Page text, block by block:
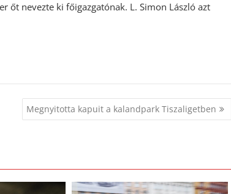
nevezte ki főigazgatónak. L. Simon László azt
Megnyitotta kapuit a kalandpark Tiszaligetben